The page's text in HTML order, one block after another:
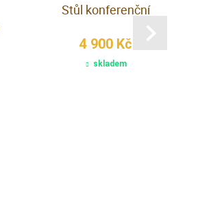
Stůl konferenční
4 900 Kč
skladem